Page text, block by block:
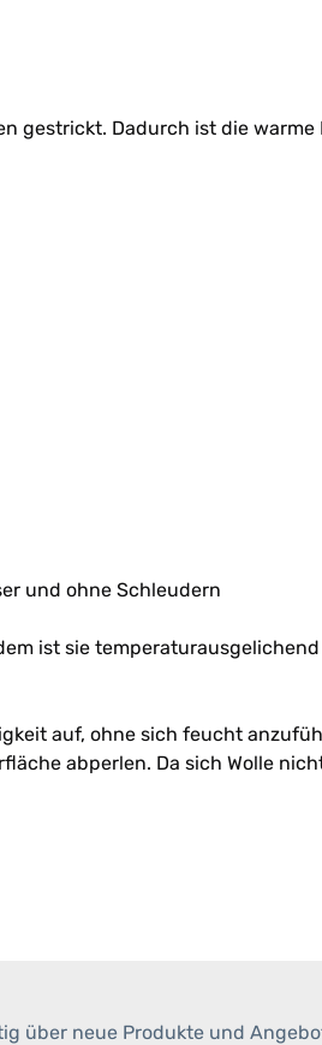
gestrickt. Dadurch ist die
und ohne Schleudern
ist sie
auf, ohne sich feucht
abperlen. Da sich Wolle
über neue Produkte und